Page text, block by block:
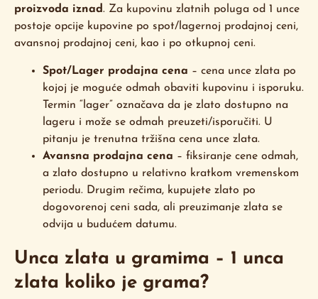
proizvoda iznad. Za kupovinu zlatnih poluga od 1 unce
postoje opcije kupovine po spot/lagernoj prodajnoj ceni,
avansnoj prodajnoj ceni, kao i po otkupnoj ceni.
Spot/Lager prodajna cena – cena unce zlata po
kojoj je moguće odmah obaviti kupovinu i isporuku.
Termin “lager” označava da je zlato dostupno na
lageru i može se odmah preuzeti/isporučiti. U
pitanju je trenutna tržišna cena unce zlata.
Avansna prodajna cena – fiksiranje cene odmah,
a zlato dostupno u relativno kratkom vremenskom
periodu. Drugim rečima, kupujete zlato po
dogovorenoj ceni sada, ali preuzimanje zlata se
odvija u budućem datumu.
Unca zlata u gramima – 1 unca
zlata koliko je grama?